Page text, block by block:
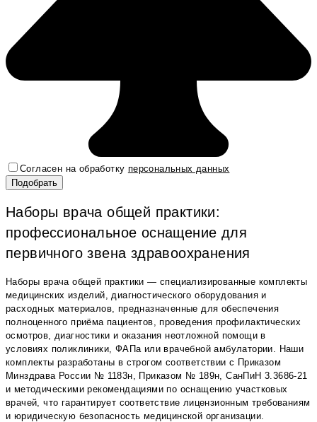
Согласен на обработку персональных данных
Наборы врача общей практики:
профессиональное оснащение для
первичного звена здравоохранения
Наборы врача общей практики — специализированные комплекты
медицинских изделий, диагностического оборудования и
расходных материалов, предназначенные для обеспечения
полноценного приёма пациентов, проведения профилактических
осмотров, диагностики и оказания неотложной помощи в
условиях поликлиники, ФАПа или врачебной амбулатории. Наши
комплекты разработаны в строгом соответствии с Приказом
Минздрава России № 1183н, Приказом № 189н, СанПиН 3.3686-21
и методическими рекомендациями по оснащению участковых
врачей, что гарантирует соответствие лицензионным требованиям
и юридическую безопасность медицинской организации.